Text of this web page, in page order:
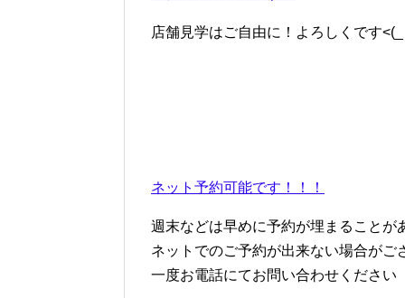
店舗見学はご自由に！よろしくです
ネット予約可能です！！！
週末などは早めに予約が埋まることが
ネットでのご予約が出来ない場合がご
一度お電話にてお問い合わせください